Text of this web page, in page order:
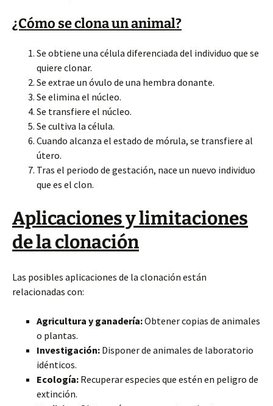
¿Cómo se clona un animal?
Se obtiene una célula diferenciada del individuo que se
quiere clonar.
Se extrae un óvulo de una hembra donante.
Se elimina el núcleo.
Se transfiere el núcleo.
Se cultiva la célula.
Cuando alcanza el estado de mórula, se transfiere al
útero.
Tras el periodo de gestación, nace un nuevo individuo
que es el clon.
Aplicaciones y limitaciones
de la clonación
Las posibles aplicaciones de la clonación están
relacionadas con:
Agricultura y ganadería:Obtener copias de animales
o plantas.
Investigación: Disponer de animales de laboratorio
idénticos.
Ecología: Recuperar especies que estén en peligro de
extinción.